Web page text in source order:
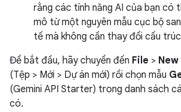
rằng các tính năng AI của bạn có
mô từ một nguyên mẫu cục bộ
tế mà không cần thay đổi cấu
Để bắt đầu, hãy chuyển đến File > New
(Tệp > Mới > Dự án mới) rồi chọn mẫu
(Gemini API Starter) trong danh sách
có.